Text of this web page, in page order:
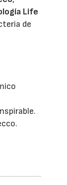
Life
de